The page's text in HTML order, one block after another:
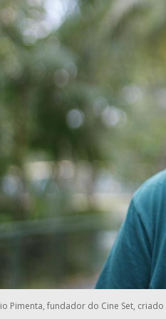
Pimenta, fundador do Cine Set,